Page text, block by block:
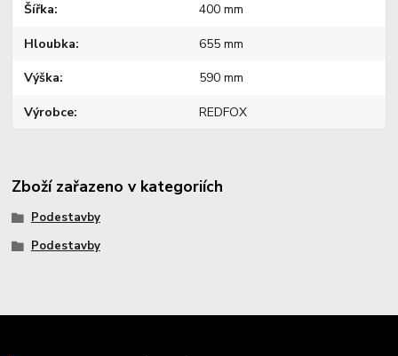
Šířka 400 mm
Hloubka 655 mm
Výška 590 mm
Výrobce REDFOX
Zboží zařazeno v kategoriích
Podestavby
Podestavby